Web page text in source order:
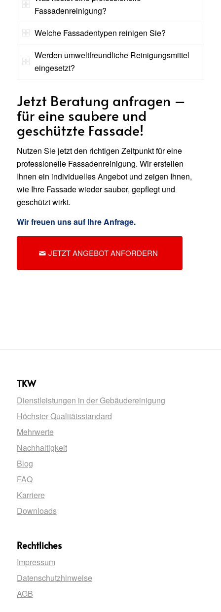
Fassadenreinigung?
Welche Fassadentypen reinigen Sie?
Werden umweltfreundliche Reinigungsmittel
eingesetzt?
Jetzt Beratung anfragen –
für eine saubere und
geschützte Fassade!
Nutzen Sie jetzt den richtigen Zeitpunkt für eine
professionelle Fassadenreinigung. Wir erstellen
Ihnen ein individuelles Angebot und zeigen Ihnen,
wie Ihre Fassade wieder sauber, gepflegt und
geschützt wirkt.
Wir freuen uns auf Ihre Anfrage.
JETZT ANGEBOT ANFORDERN
TKW
Dienstleistungen in der Gebäudereinigung
Höchster Qualitätsstandard
Mehrwerte
Nachhaltigkeit
Blog
FAQ
Karriere
Downloads
Rechtliches
Impressum
Datenschutzhinweise
AGB